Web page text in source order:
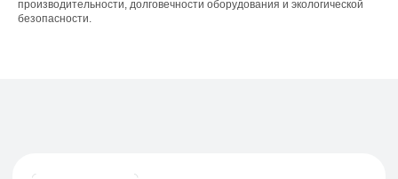
производительности, долговечности оборудования и экологической
безопасности.
E-mail: